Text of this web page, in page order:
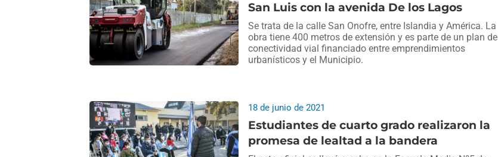
San Luis con la avenida De los Lagos
Se trata de la calle San Onofre, entre Islandia y América. La
obra tiene 400 metros de extensión y es parte de un plan de
conectividad vial financiado entre emprendimientos
urbanísticos y el Municipio.
Estudiantes de cuarto grado realizaron la
promesa de lealtad a la bandera
18 de junio de 2021